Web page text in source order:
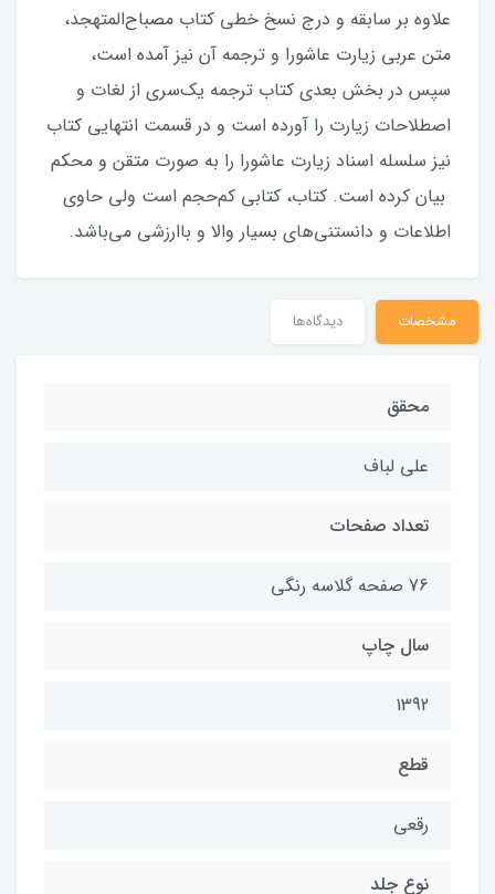
علاوه بر سابقه و درج نسخ خطی کتاب مصباح‌المتهجد،
متن عربی زیارت عاشورا و ترجمه آن نیز آمده است،
سپس در بخش بعدی کتاب ترجمه یک‌سری از لغات و
اصطلاحات زیارت را آورده است و در قسمت انتهایی کتاب
نیز سلسله اسناد زیارت عاشورا را به صورت متقن و محکم
بیان کرده است. کتاب، کتابی کم‌حجم است ولی حاوی
اطلاعات و دانستنی‌های بسیار والا و باارزشی می‌باشد.
مشخصات دیدگاه‌ها
محقق
علي لباف
تعداد صفحات
76 صفحه گلاسه رنگي
سال چاپ
1392
قطع
رقعي
نوع جلد